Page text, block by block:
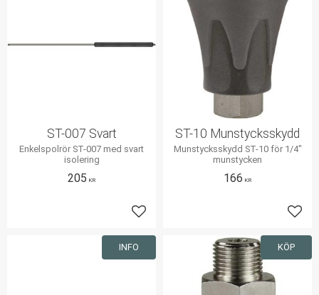
ST-007 Svart
Enkelspolrör ST-007 med svart
isolering
205 KR
Lägg till i favoriter
ST-10 Munstycksskydd
Munstycksskydd ST-10 för 1/4"
munstycken
166 KR
INFO KÖP